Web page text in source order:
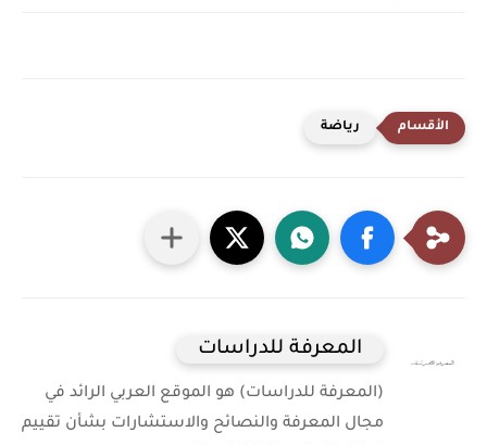
رياضة
المعرفة للدراسات
(المعرفة للدراسات) هو الموقع العربي الرائد في
مجال المعرفة والنصائح والاستشارات بشأن تقييم